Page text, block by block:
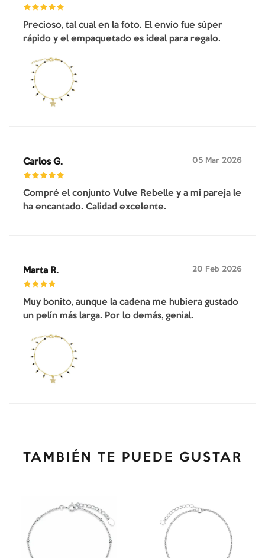
Precioso, tal cual en la foto. El envío fue súper
rápido y el empaquetado es ideal para regalo.
Carlos G. 05 Mar 2026
Compré el conjunto Vulve Rebelle y a mi pareja le
ha encantado. Calidad excelente.
Marta R. 20 Feb 2026
Muy bonito, aunque la cadena me hubiera gustado
un pelín más larga. Por lo demás, genial.
TAMBIÉN TE PUEDE GUSTAR